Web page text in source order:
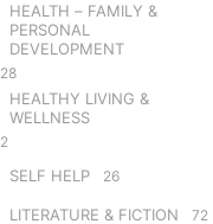
HEALTH – FAMILY &
PERSONAL
DEVELOPMENT
28
HEALTHY LIVING &
WELLNESS
2
SELF HELP 26
LITERATURE & FICTION 72